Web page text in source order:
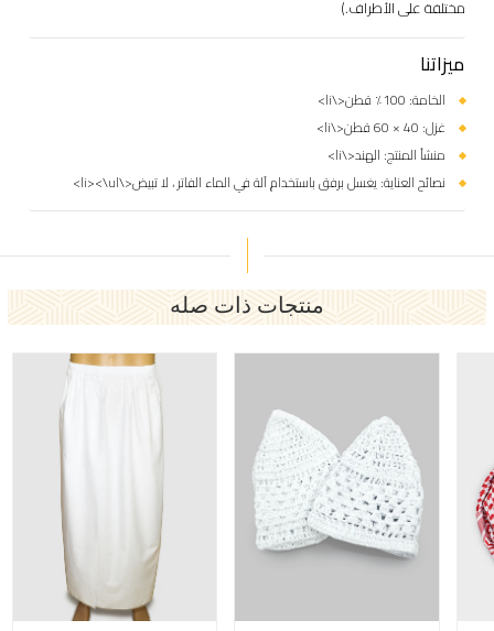
مختلفة على الأطراف.)
ميزاتنا
الخامة: 100٪ قطن<\li>
غزل: 40 × 60 قطن<\li>
منشأ المنتج: الهند<\li>
نصائح العناية: يغسل برفق باستخدام آلة في الماء الفاتر ، لا تبيض<\li><\ul>
منتجات ذات صله